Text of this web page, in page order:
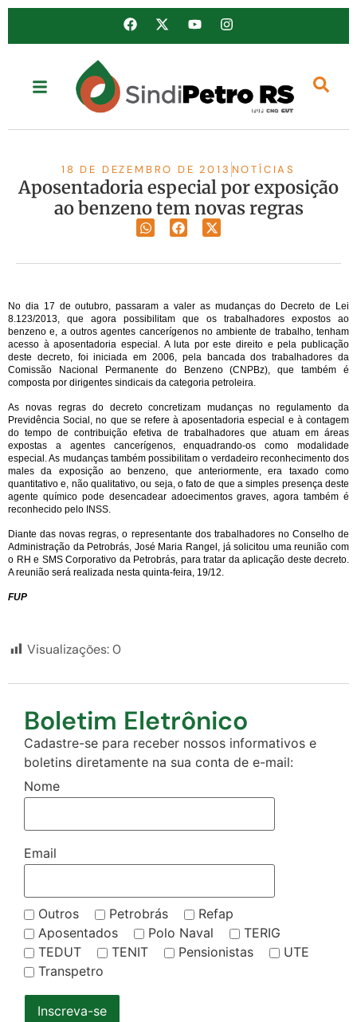
18 DE DEZEMBRO DE 2013 NOTÍCIAS
Aposentadoria especial por exposição
ao benzeno tem novas regras
No dia 17 de outubro, passaram a valer as mudanças do Decreto de Lei
8.123/2013, que agora possibilitam que os trabalhadores expostos ao
benzeno e, a outros agentes cancerígenos no ambiente de trabalho, tenham
acesso à aposentadoria especial. A luta por este direito e pela publicação
deste decreto, foi iniciada em 2006, pela bancada dos trabalhadores da
Comissão Nacional Permanente do Benzeno (CNPBz), que também é
composta por dirigentes sindicais da categoria petroleira.
As novas regras do decreto concretizam mudanças no regulamento da
Previdência Social, no que se refere à aposentadoria especial e à contagem
do tempo de contribuição efetiva de trabalhadores que atuam em áreas
expostas a agentes cancerígenos, enquadrando-os como modalidade
especial. As mudanças também possibilitam o verdadeiro reconhecimento dos
males da exposição ao benzeno, que anteriormente, era taxado como
quantitativo e, não qualitativo, ou seja, o fato de que a simples presença deste
agente químico pode desencadear adoecimentos graves, agora também é
reconhecido pelo INSS.
Diante das novas regras, o representante dos trabalhadores no Conselho de
Administração da Petrobrás, José Maria Rangel, já solicitou uma reunião com
o RH e SMS Corporativo da Petrobrás, para tratar da aplicação deste decreto.
A reunião será realizada nesta quinta-feira, 19/12.
FUP
Visualizações:0
Boletim Eletrônico
Cadastre-se para receber nossos informativos e
boletins diretamente na sua conta de e-mail:
Nome
Email
Outros Petrobrás
Refap
Aposentados
Polo Naval
TERIG
TEDUT
TENIT Pensionistas
UTE
Transpetro
Inscreva-se